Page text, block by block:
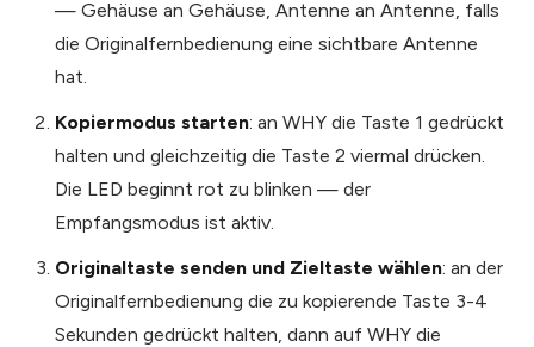
— Gehäuse an Gehäuse, Antenne an Antenne, falls
die Originalfernbedienung eine sichtbare Antenne
hat.
Kopiermodus starten: an WHY die Taste 1 gedrückt
halten und gleichzeitig die Taste 2 viermal drücken.
Die LED beginnt rot zu blinken — der
Empfangsmodus ist aktiv.
Originaltaste senden und Zieltaste wählen: an der
Originalfernbedienung die zu kopierende Taste 3-4
Sekunden gedrückt halten, dann auf WHY die